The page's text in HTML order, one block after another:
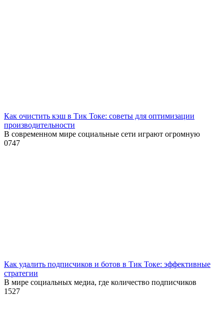
Как очистить кэш в Тик Токе: советы для оптимизации
производительности
В современном мире социальные сети играют огромную
0747
Как удалить подписчиков и ботов в Тик Токе: эффективные
стратегии
В мире социальных медиа, где количество подписчиков
1 527